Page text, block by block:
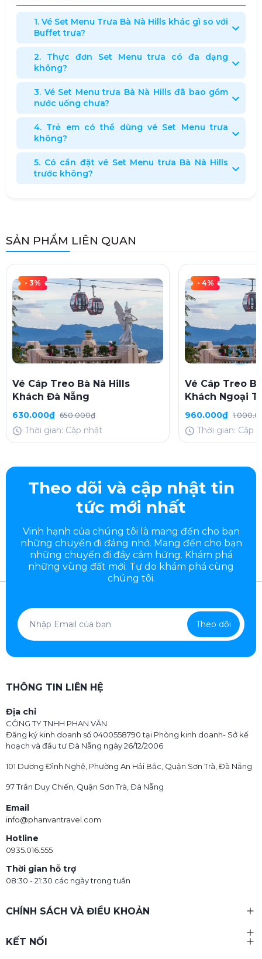
1. Vé Set Menu Trưa Bà Nà Hills khác gì so với
Buffet trưa?
2. Thực đơn Set Menu trưa có đa dạng
không?
3. Vé Set Menu trưa Bà Nà Hills đã bao gồm
nước uống chưa?
4. Trẻ em có thể dùng vé Set Menu trưa
không?
5. Có cần đặt vé Set Menu trưa Bà Nà Hills
trước không?
SẢN PHẨM LIÊN QUAN
- 3%
Vé Cáp Treo Bà Nà Hills
Khách Đà Nẵng
630.000₫ 650.000₫
Thời gian: Cập nhật
- 4%
Vé Cáp Treo
Khách Ngoại
960.000₫
Thời gian: Cập
Theo dõi và cập nhật tin
tức mới nhất
Vinh hạnh của chúng tôi là mang đến cho bạn
những chuyến đi đáng nhớ. Mang đến cho bạn
những chuyến đi đầycảm hứng. Khám phá
những vùng đất mới. Tự do khám phá cùng
chúng tôi.
Theo dõi
THÔNG TIN LIÊN HỆ
Địa chỉ
CÔNG TY TNHH PHAN VĂN
Đăng ký kinh doanh số 0400558790 tại Phòng kinh doanh- Sở kế
hoạch và đầu tư Đà Nẵng ngày 26/12/2006
101 Dương Đình Nghệ, Phường An Hải Bắc, Quận Sơn Trà, Đà Nẵng
97 Trần Duy Chiến, Quận Sơn Trà, Đà Nẵng
Email
info@phanvantravel.com
Hotline
0935.016.555
Thời gian hỗ trợ
08:30 - 21:30 các ngày trong tuần
CHÍNH SÁCH VÀ ĐIỀU KHOẢN
KẾT NỐI